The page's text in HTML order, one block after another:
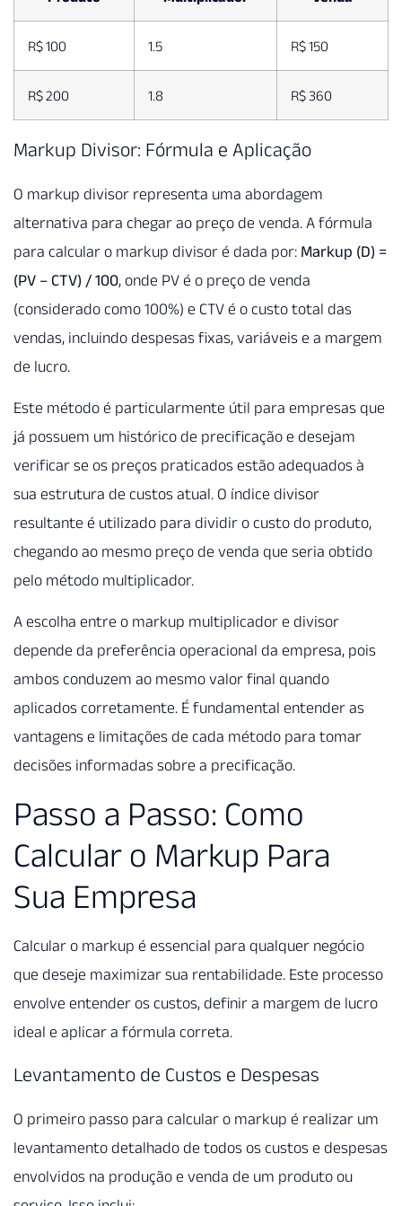
R$ 100 1.5 R$ 150
R$ 200 1.8 R$ 360
Markup Divisor: Fórmula e Aplicação
O markup divisor representa uma abordagem
alternativa para chegar ao preço de venda. A fórmula
para calcular o markup divisor é dada por: Markup (D) =
(PV – CTV) / 100, onde PV é o preço de venda
(considerado como 100%) e CTV é o custo total das
vendas, incluindo despesas fixas, variáveis e a margem
de lucro.
Este método é particularmente útil para empresas que
já possuem um histórico de precificação e desejam
verificar se os preços praticados estão adequados à
sua estrutura de custos atual. O índice divisor
resultante é utilizado para dividir o custo do produto,
chegando ao mesmo preço de venda que seria obtido
pelo método multiplicador.
A escolha entre o markup multiplicador e divisor
depende da preferência operacional da empresa, pois
ambos conduzem ao mesmo valor final quando
aplicados corretamente. É fundamental entender as
vantagens e limitações de cada método para tomar
decisões informadas sobre a precificação.
Passo a Passo: Como
Calcular o Markup Para
Sua Empresa
Calcular o markup é essencial para qualquer negócio
que deseje maximizar sua rentabilidade. Este processo
envolve entender os custos, definir a margem de lucro
ideal e aplicar a fórmula correta.
Levantamento de Custos e Despesas
O primeiro passo para calcular o markup é realizar um
levantamento detalhado de todos os custos e despesas
envolvidos na produção e venda de um produto ou